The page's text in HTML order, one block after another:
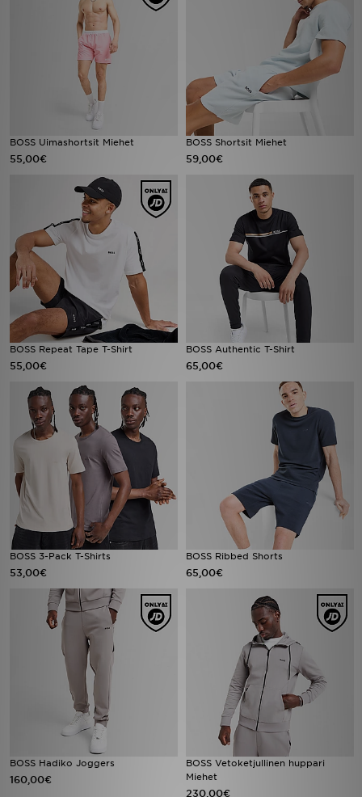
BOSS Uimashortsit Miehet
55,00€
BOSS Shortsit Miehet
59,00€
BOSS Repeat Tape T-Shirt
55,00€
BOSS Authentic T-Shirt
65,00€
BOSS 3-Pack T-Shirts
53,00€
BOSS Ribbed Shorts
65,00€
BOSS Hadiko Joggers
160,00€
BOSS Vetoketjullinen huppari
Miehet
230,00€